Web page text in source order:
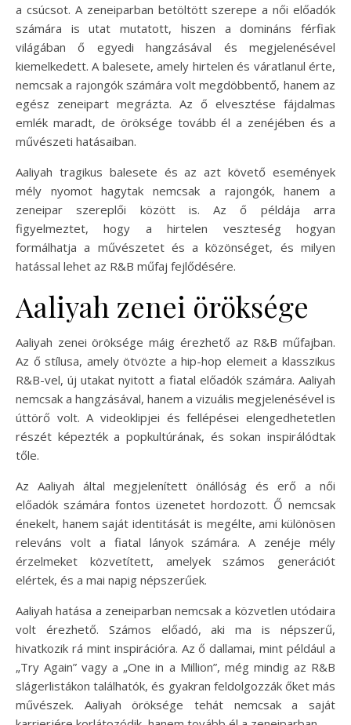
a csúcsot. A zeneiparban betöltött szerepe a női előadók
számára is utat mutatott, hiszen a domináns férfiak
világában ő egyedi hangzásával és megjelenésével
kiemelkedett. A balesete, amely hirtelen és váratlanul érte,
nemcsak a rajongók számára volt megdöbbentő, hanem az
egész zeneipart megrázta. Az ő elvesztése fájdalmas
emlék maradt, de öröksége tovább él a zenéjében és a
művészeti hatásaiban.
Aaliyah tragikus balesete és az azt követő események
mély nyomot hagytak nemcsak a rajongók, hanem a
zeneipar szereplői között is. Az ő példája arra
figyelmeztet, hogy a hirtelen veszteség hogyan
formálhatja a művészetet és a közönséget, és milyen
hatással lehet az R&B műfaj fejlődésére.
Aaliyah zenei öröksége
Aaliyah zenei öröksége máig érezhető az R&B műfajban.
Az ő stílusa, amely ötvözte a hip-hop elemeit a klasszikus
R&B-vel, új utakat nyitott a fiatal előadók számára. Aaliyah
nemcsak a hangzásával, hanem a vizuális megjelenésével is
úttörő volt. A videoklipjei és fellépései elengedhetetlen
részét képezték a popkultúrának, és sokan inspirálódtak
tőle.
Az Aaliyah által megjelenített önállóság és erő a női
előadók számára fontos üzenetet hordozott. Ő nemcsak
énekelt, hanem saját identitását is megélte, ami különösen
releváns volt a fiatal lányok számára. A zenéje mély
érzelmeket közvetített, amelyek számos generációt
elértek, és a mai napig népszerűek.
Aaliyah hatása a zeneiparban nemcsak a közvetlen utódaira
volt érezhető. Számos előadó, aki ma is népszerű,
hivatkozik rá mint inspirációra. Az ő dallamai, mint például a
„Try Again” vagy a „One in a Million”, még mindig az R&B
slágerlistákon találhatók, és gyakran feldolgozzák őket más
művészek. Aaliyah öröksége tehát nemcsak a saját